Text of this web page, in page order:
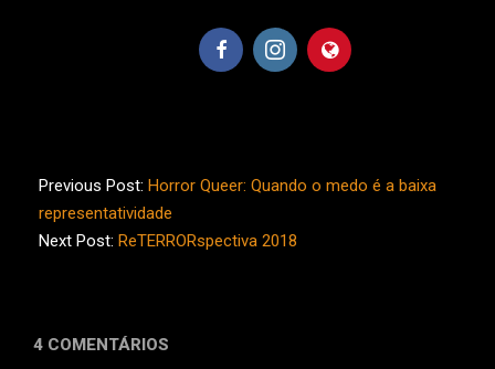
12-
29
Previous Post: Horror Queer: Quando o medo é a baixa
representatividade
Next Post: ReTERRORspectiva 2018
4 COMENTÁRIOS